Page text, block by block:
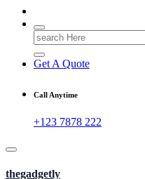
Search
for:
Get A Quote
Call Anytime
+123 7878 222
thegadgetly